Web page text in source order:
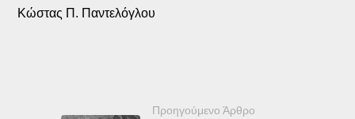
Κώστας Π. Παντελόγλου
Προηγούμενο Άρθρο